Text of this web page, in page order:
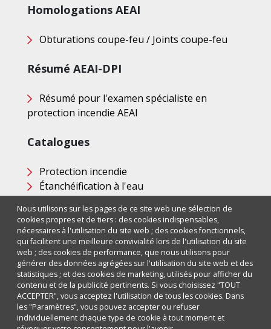
Homologations AEAI
Obturations coupe-feu / Joints coupe-feu
Résumé AEAI-DPI
Résumé pour l'examen spécialiste en
protection incendie AEAI
Catalogues
Protection incendie
Étanchéification à l'eau
Newsletter
Vous souhaitez plus d'informations sur les passages de
câbles et de tuyaux dans la protection incendie?
Inscrivez-vous et restez informé de toutes les informations
sur les obturations coupe-feu, y compris les formations!
S'abonner à
Nous utilisons sur les pages de ce site web une sélection de
cookies propres et de tiers : des cookies indispensables,
nécessaires à l'utilisation du site web ; des cookies fonctionnels,
qui facilitent une meilleure convivialité lors de l'utilisation du site
web ; des cookies de performance, que nous utilisons pour
générer des données agrégées sur l'utilisation du site web et des
statistiques ; et des cookies de marketing, utilisés pour afficher du
contenu et de la publicité pertinents. Si vous choisissez "TOUT
ACCEPTER", vous acceptez l'utilisation de tous les cookies. Dans
les "Paramètres", vous pouvez accepter ou refuser
individuellement chaque type de cookie à tout moment et